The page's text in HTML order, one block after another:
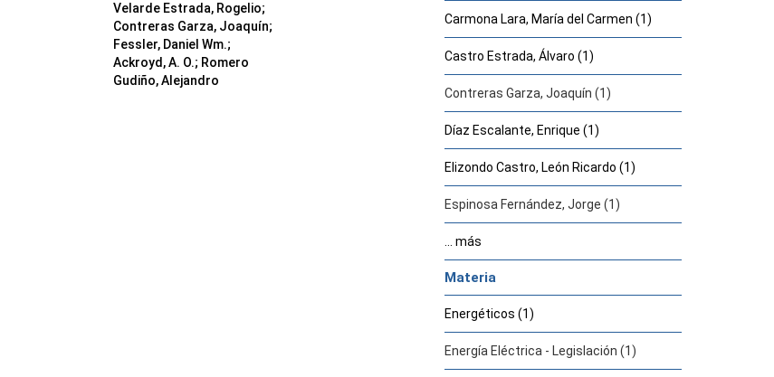
Velarde Estrada, Rogelio;
Contreras Garza, Joaquín;
Fessler, Daniel Wm.;
Ackroyd, A. O.; Romero
Gudiño, Alejandro
Carmona Lara, María del Carmen (1)
Castro Estrada, Álvaro (1)
Contreras Garza, Joaquín (1)
Díaz Escalante, Enrique (1)
Elizondo Castro, León Ricardo (1)
Espinosa Fernández, Jorge (1)
... más
Materia
Energéticos (1)
Energía Eléctrica - Legislación (1)